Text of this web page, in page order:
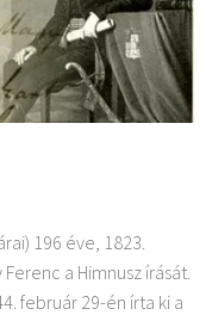
196 éve, 1823.
a Himnusz írását.
február 29-én írta ki a